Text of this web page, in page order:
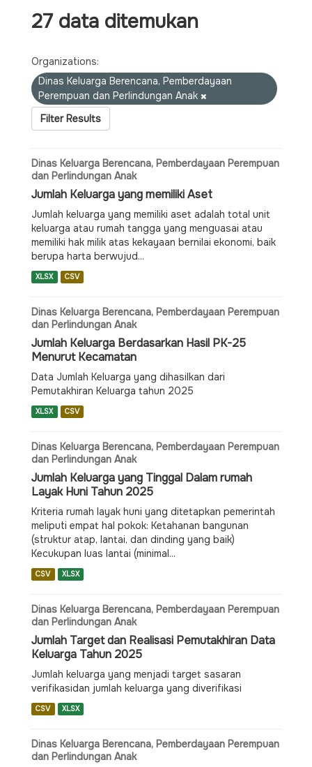
27 data ditemukan
Organizations:
Dinas Keluarga Berencana, Pemberdayaan
Perempuan dan Perlindungan Anak
Filter Results
Dinas Keluarga Berencana, Pemberdayaan Perempuan
dan Perlindungan Anak
Jumlah Keluarga yang memiliki Aset
Jumlah keluarga yang memiliki aset adalah total unit
keluarga atau rumah tangga yang menguasai atau
memiliki hak milik atas kekayaan bernilai ekonomi, baik
berupa harta berwujud...
XLSX CSV
Dinas Keluarga Berencana, Pemberdayaan Perempuan
dan Perlindungan Anak
Jumlah Keluarga Berdasarkan Hasil PK-25
Menurut Kecamatan
Data Jumlah Keluarga yang dihasilkan dari
Pemutakhiran Keluarga tahun 2025
XLSX CSV
Dinas Keluarga Berencana, Pemberdayaan Perempuan
dan Perlindungan Anak
Jumlah Keluarga yang Tinggal Dalam rumah
Layak Huni Tahun 2025
Kriteria rumah layak huni yang ditetapkan pemerintah
meliputi empat hal pokok: Ketahanan bangunan
(struktur atap, lantai, dan dinding yang baik)
Kecukupan luas lantai (minimal...
CSV XLSX
Dinas Keluarga Berencana, Pemberdayaan Perempuan
dan Perlindungan Anak
Jumlah Target dan Realisasi Pemutakhiran Data
Keluarga Tahun 2025
Jumlah keluarga yang menjadi target sasaran
verifikasidan jumlah keluarga yang diverifikasi
CSV XLSX
Dinas Keluarga Berencana, Pemberdayaan Perempuan
dan Perlindungan Anak